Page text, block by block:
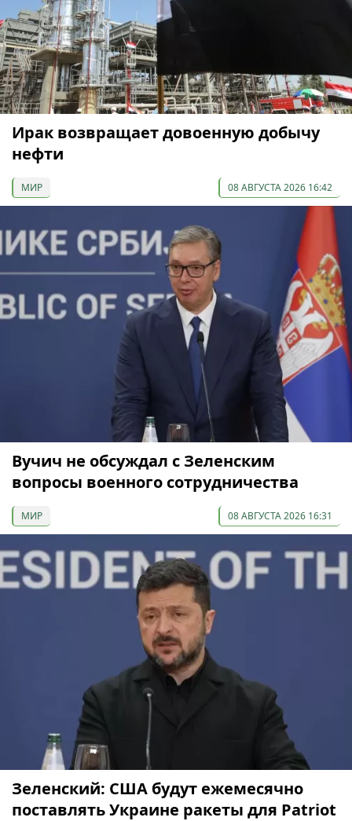
Ирак возвращает довоенную добычу
нефти
МИР 08 АВГУСТА 2026 16:42
Вучич не обсуждал с Зеленским
вопросы военного сотрудничества
МИР 08 АВГУСТА 2026 16:31
Зеленский: США будут ежемесячно
поставлять Украине ракеты для Patriot